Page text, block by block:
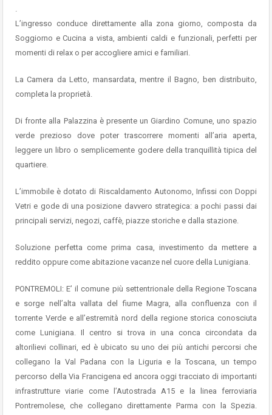
.
L’ingresso conduce direttamente alla zona giorno, composta da
Soggiorno e Cucina a vista, ambienti caldi e funzionali, perfetti per
momenti di relax o per accogliere amici e familiari.
La Camera da Letto, mansardata, mentre il Bagno, ben distribuito,
completa la proprietà.
Di fronte alla Palazzina è presente un Giardino Comune, uno spazio
verde prezioso dove poter trascorrere momenti all’aria aperta,
leggere un libro o semplicemente godere della tranquillità tipica del
quartiere.
L’immobile è dotato di Riscaldamento Autonomo, Infissi con Doppi
Vetri e gode di una posizione davvero strategica: a pochi passi dai
principali servizi, negozi, caffè, piazze storiche e dalla stazione.
Soluzione perfetta come prima casa, investimento da mettere a
reddito oppure come abitazione vacanze nel cuore della Lunigiana.
PONTREMOLI: E’ il comune più settentrionale della Regione Toscana
e sorge nell’alta vallata del fiume Magra, alla confluenza con il
torrente Verde e all’estremità nord della regione storica conosciuta
come Lunigiana. Il centro si trova in una conca circondata da
altorilievi collinari, ed è ubicato su uno dei più antichi percorsi che
collegano la Val Padana con la Liguria e la Toscana, un tempo
percorso della Via Francigena ed ancora oggi tracciato di importanti
infrastrutture viarie come l’Autostrada A15 e la linea ferroviaria
Pontremolese, che collegano direttamente Parma con la Spezia.